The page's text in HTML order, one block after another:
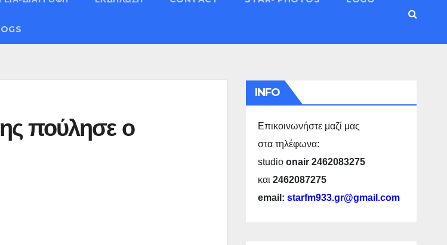
πούλησε ο
INFO
Επικοινωνήστε μαζί μας
στα τηλέφωνα:
studio onair 2462083275
και 2462087275
email: starfm933.gr@gmail.com